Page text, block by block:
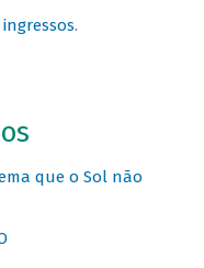
.
que o Sol não